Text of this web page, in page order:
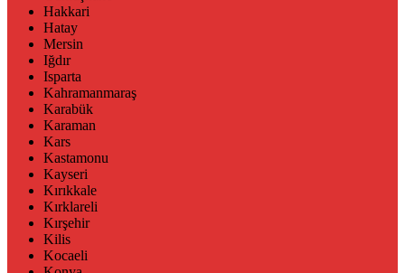
Hakkari
Hatay
Mersin
Iğdır
Isparta
Kahramanmaraş
Karabük
Karaman
Kars
Kastamonu
Kayseri
Kırıkkale
Kırklareli
Kırşehir
Kilis
Kocaeli